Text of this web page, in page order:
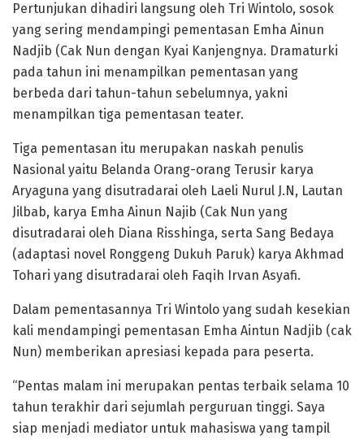
Pertunjukan dihadiri langsung oleh Tri Wintolo, sosok
yang sering mendampingi pementasan Emha Ainun
Nadjib (Cak Nun dengan Kyai Kanjengnya. Dramaturki
pada tahun ini menampilkan pementasan yang
berbeda dari tahun-tahun sebelumnya, yakni
menampilkan tiga pementasan teater.
Tiga pementasan itu merupakan naskah penulis
Nasional yaitu Belanda Orang-orang Terusir karya
Aryaguna yang disutradarai oleh Laeli Nurul J.N, Lautan
Jilbab, karya Emha Ainun Najib (Cak Nun yang
disutradarai oleh Diana Risshinga, serta Sang Bedaya
(adaptasi novel Ronggeng Dukuh Paruk) karya Akhmad
Tohari yang disutradarai oleh Faqih Irvan Asyafi.
Dalam pementasannya Tri Wintolo yang sudah kesekian
kali mendampingi pementasan Emha Aintun Nadjib (cak
Nun) memberikan apresiasi kepada para peserta.
“Pentas malam ini merupakan pentas terbaik selama 10
tahun terakhir dari sejumlah perguruan tinggi. Saya
siap menjadi mediator untuk mahasiswa yang tampil